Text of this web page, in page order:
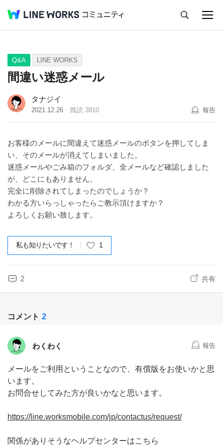
Q&A Tips Ideas
Q&A LINE WORKS
間違い迷惑メール
タナジイ
2021.12.26 既読 3810 報告
お客様のメールに間違えて迷惑メールのボタンを押してしま
い、そのメールが消えてしまいました。
迷惑メールやごみ箱のフォルダ、全メールなど確認しました
が、どこにもありません。
完全に削除されてしまったのでしょうか？
わかる方いらっしゃったらご教示頂けますか？
よろしくお願い致します。
私も知りたいです！ 1
2 共有
コメント 2
わくわく 報告
メールをご利用ということなので、有償版をお使いかと思
います。
お問合せしてみた方が良いかなと思います。
https://line.worksmobile.com/jp/contactus/request/
関係がありそうなヘルプセンターはこちら